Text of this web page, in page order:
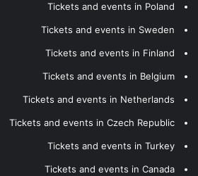
Tickets and events in Poland
Tickets and events in Sweden
Tickets and events in Finland
Tickets and events in Belgium
Tickets and events in Netherlands
Tickets and events in Czech Republic
Tickets and events in Turkey
Tickets and events in Canada